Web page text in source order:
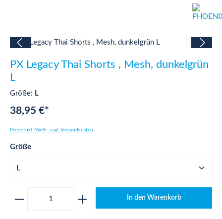
Bildergalerie überspringen
PX Legacy Thai Shorts , Mesh, dunkelgrün
L
Größe: L
38,95 €*
Preise inkl. MwSt. zzgl. Versandkosten
Größeauswählen
Produkt Anzahl: Gib den gewünschten
In den Warenkorb